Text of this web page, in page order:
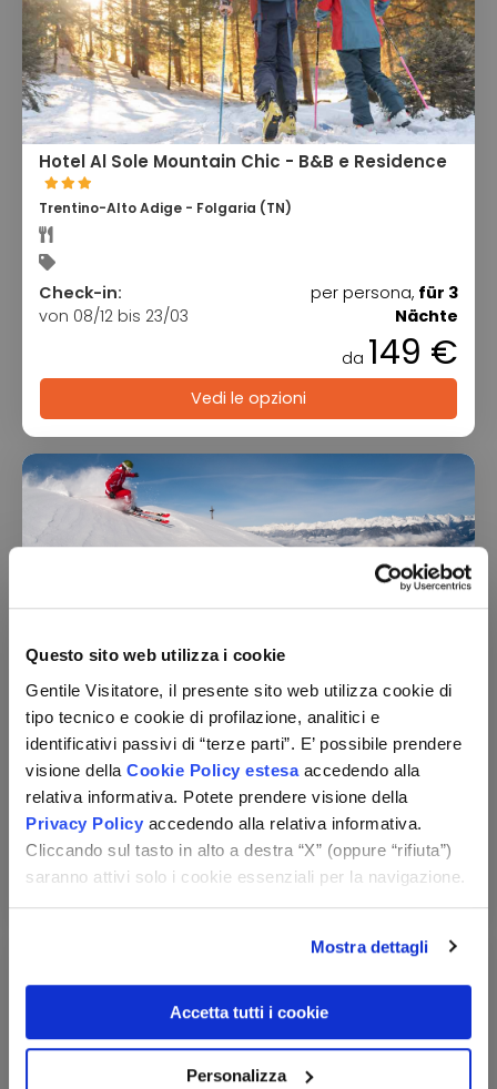
Questo sito web utilizza i cookie
Gentile Visitatore, il presente sito web utilizza cookie di
tipo tecnico e cookie di profilazione, analitici e
identificativi passivi di “terze parti”. E’ possibile prendere
visione della Cookie Policy estesaaccedendo alla
relativa informativa. Potete prendere visione della
Privacy Policy accedendo alla relativa informativa.
Cliccando sul tasto in alto a destra “X” (oppure “rifiuta”)
saranno attivi solo i cookie essenziali per la navigazione.
Mostra dettagli
Accetta tutti i cookie
Personalizza
Hotel Al Sole Mountain Chic - B&B e Residence
Trentino-Alto Adige - Folgaria (TN)
Check-in:
von 08/12 bis 23/03
per persona, für 3
Nächte
da 149 €
Vedi le opzioni
Trentino-Alto Adige - Valdaora (BZ)
Check-in:
von 27/11 bis 02/04
per persona,für 2
Nächte
da269 €
Vedi le opzioni